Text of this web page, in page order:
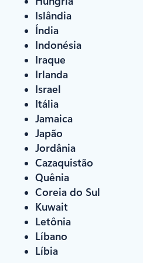
Islândia
Índia
Indonésia
Iraque
Irlanda
Israel
Itália
Jamaica
Japão
Jordânia
Cazaquistão
Quênia
Coreia do Sul
Kuwait
Letônia
Líbano
Líbia